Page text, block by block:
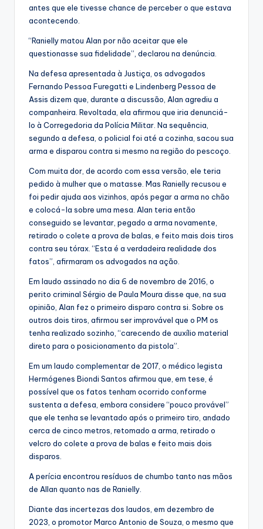
antes que ele tivesse chance de perceber o que estava
acontecendo.
“Ranielly matou Alan por não aceitar que ele
questionasse sua fidelidade”, declarou na denúncia.
Na defesa apresentada à Justiça, os advogados
Fernando Pessoa Furegatti e Lindenberg Pessoa de
Assis dizem que, durante a discussão, Alan agrediu a
companheira. Revoltada, ela afirmou que iria denunciá-
lo à Corregedoria da Polícia Militar. Na sequência,
segundo a defesa, o policial foi até a cozinha, sacou sua
arma e disparou contra si mesmo na região do pescoço.
Com muita dor, de acordo com essa versão, ele teria
pedido à mulher que o matasse. Mas Ranielly recusou e
foi pedir ajuda aos vizinhos, após pegar a arma no chão
e colocá-la sobre uma mesa. Alan teria então
conseguido se levantar, pegado a arma novamente,
retirado o colete a prova de balas, e feito mais dois tiros
contra seu tórax. “Esta é a verdadeira realidade dos
fatos”, afirmaram os advogados na ação.
Em laudo assinado no dia 6 de novembro de 2016, o
perito criminal Sérgio de Paula Moura disse que, na sua
opinião, Alan fez o primeiro disparo contra si. Sobre os
outros dois tiros, afirmou ser improvável que o PM os
tenha realizado sozinho, “carecendo de auxílio material
direto para o posicionamento da pistola”.
Em um laudo complementar de 2017, o médico legista
Hermógenes Biondi Santos afirmou que, em tese, é
possível que os fatos tenham ocorrido conforme
sustenta a defesa, embora considere “pouco provável”
que ele tenha se levantado após o primeiro tiro, andado
cerca de cinco metros, retomado a arma, retirado o
velcro do colete a prova de balas e feito mais dois
disparos.
A perícia encontrou resíduos de chumbo tanto nas mãos
de Allan quanto nas de Ranielly.
Diante das incertezas dos laudos, em dezembro de
2023, o promotor Marco Antonio de Souza, o mesmo que